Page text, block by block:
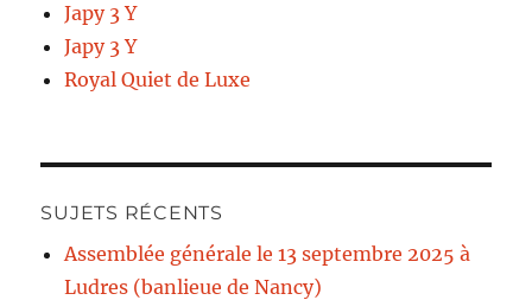
Japy 3 Y
Japy 3 Y
Royal Quiet de Luxe
SUJETS RÉCENTS
Assemblée générale le 13 septembre 2025 à
Ludres (banlieue de Nancy)